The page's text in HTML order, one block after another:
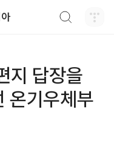
지 답장을
온기우체부